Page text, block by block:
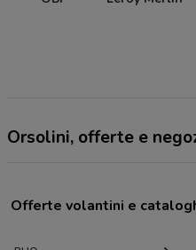
Orsolini, offerte e
Offerte volantini e